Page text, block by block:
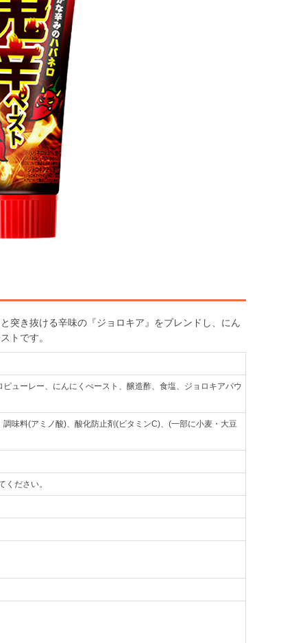
突き抜ける辛味の『ジョロキア』をブレンドし、にん
トです。
ューレー、にんにくぺースト、醸造酢、食塩、ジョロキアパウ
味料(アミノ酸)、酸化防止剤(ビタミンC)、(一部に小麦・大豆
ください。